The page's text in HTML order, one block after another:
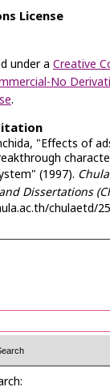
License
under a Creative
No
.
"Effects of
(1997).
Dissertations
chulaetd/